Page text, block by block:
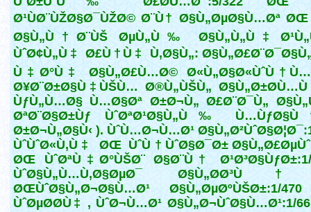
Ø¹ÙØ¨ÙŽØ§Ø¯ÙŽØ© Ø¨Ù† Ø§Ù„ØµØ§Ù…Øª ØŒ
Ø§Ù„Ù†Ø¨ÙŠ ØµÙ„Ù‰ Ø§Ù„Ù„Ù‡
ÙˆØ¢Ù„Ù‡ Ø£Ù†Ù‡ Ù‚Ø§Ù„: Ø§Ù„Ø£Ø¨Ø¯Ø§Ù„
Ù‡Ø°Ù‡ Ø§Ù„Ø£Ù…Ø© Ø«Ù„Ø§Ø«ÙˆÙ†
Ø¥Ø¨Ø±Ø§Ù‡ÙŠÙ… Ø®Ù„ÙŠÙ„
ÙƒÙ„Ù…Ø§ Ù…Ø§Øª Ø±Ø¬Ù„ Ø£Ø¨Ø¯Ù„
ØªØ¨Ø§Ø±Ùƒ ÙˆØªØ¹Ø§Ù„Ù‰
Ø±Ø¬Ù„Ø§Ù‹ ). ÙˆÙ…Ø¬Ù…Ø¹
ÙˆÙˆØ«Ù‚Ù‡ ØŒ ÙˆÙ†ÙˆØ§Ø¯Ø±
ØŒ ÙˆØªÙ‡Ø°ÙŠØ¨ Ø§Ø¨Ù† Ø¹Ø³Ø§ÙƒØ±:1/
ÙˆØ§Ù„Ù…Ù‚Ø§ØµØ¯
ØŒÙˆØ§Ù„Ø¬Ø§Ù…Ø¹ Ø§Ù„ØµØºÙŠØ±:1/
ÙˆØµØ­Ø­Ù‡ , ÙˆØ¬Ù…Ø¹ Ø§Ù„Ø¬ÙˆØ§Ù…Ø¹:1/